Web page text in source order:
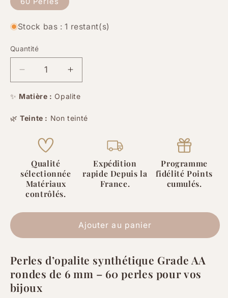
Stock bas : 1 restant(s)
Quantité
Quantité
Réduire
la
quantité
Opalite
Grade
6
mm
Augmenter
la
quantité
Opalite
6
Perles
✨ Matière : Opalite
🌿Teinte : Non teinté
Qualité
sélectionnée
Matériaux
contrôlés.
Expédition
rapide Depuis la
France.
Programme
fidélité Points
cumulés.
Ajouter au panier
Perles d’opalite synthétique Grade AA
rondes de 6 mm – 60 perles pour vos
bijoux